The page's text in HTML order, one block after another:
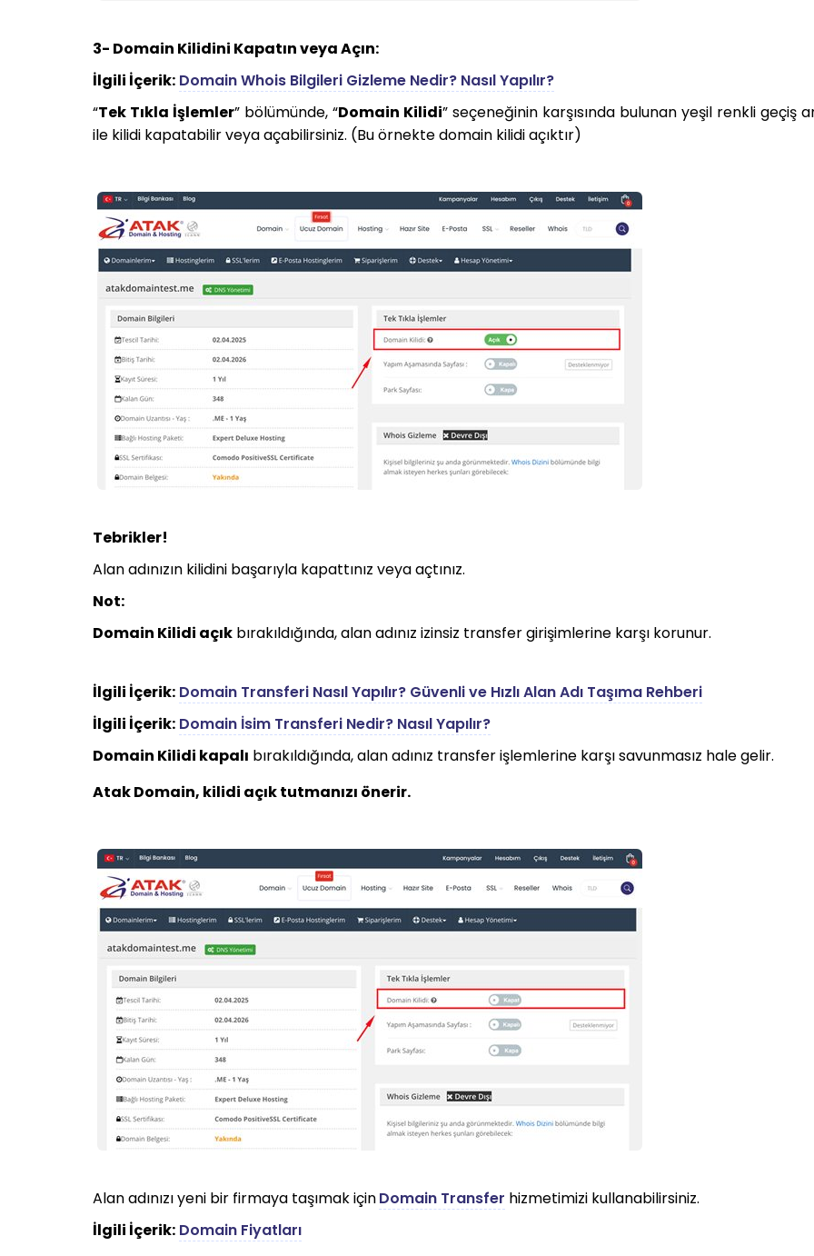
3- Domain Kilidini Kapatın veya Açın:
İlgili İçerik: Domain Whois Bilgileri Gizleme Nedir? Nasıl Yapılır?
“Tek Tıkla İşlemler” bölümünde, “Domain Kilidi” seçeneğinin karşısında bulunan yeşil renkli geçiş
ile kilidi kapatabilir veya açabilirsiniz. (Bu örnekte domain kilidi açıktır)
Tebrikler!
Alan adınızın kilidini başarıyla kapattınız veya açtınız.
Not:
Domain Kilidi açık bırakıldığında, alan adınız izinsiz transfer girişimlerine karşı korunur.
İlgili İçerik: Domain Transferi Nasıl Yapılır? Güvenli ve Hızlı Alan Adı Taşıma Rehberi
İlgili İçerik: Domain İsim Transferi Nedir? Nasıl Yapılır?
Domain Kilidi kapalı bırakıldığında, alan adınız transfer işlemlerine karşı savunmasız hale gelir.
Atak Domain, kilidi açık tutmanızı önerir.
Alan adınızı yeni bir firmaya taşımak içinDomain Transfer hizmetimizi kullanabilirsiniz.
İlgili İçerik: Domain Fiyatları